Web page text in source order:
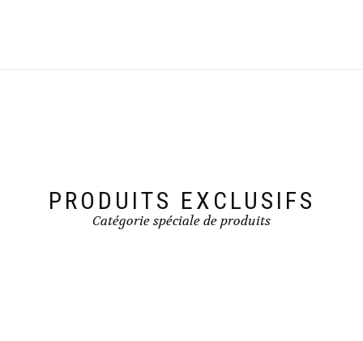
PRODUITS EXCLUSIFS
Catégorie spéciale de produits